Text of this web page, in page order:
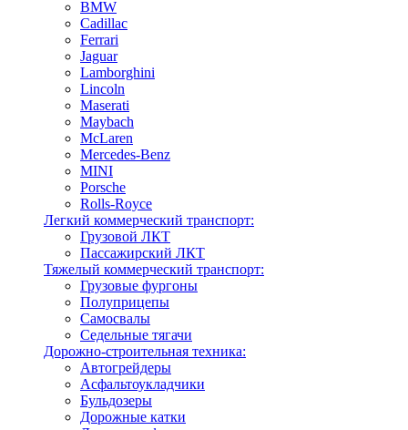
BMW
Cadillac
Ferrari
Jaguar
Lamborghini
Lincoln
Maserati
Maybach
McLaren
Mercedes-Benz
MINI
Porsche
Rolls-Royce
Легкий коммерческий транспорт:
Грузовой ЛКТ
Пассажирский ЛКТ
Тяжелый коммерческий транспорт:
Грузовые фургоны
Полуприцепы
Самосвалы
Седельные тягачи
Дорожно-строительная техника:
Автогрейдеры
Асфальтоукладчики
Бульдозеры
Дорожные катки